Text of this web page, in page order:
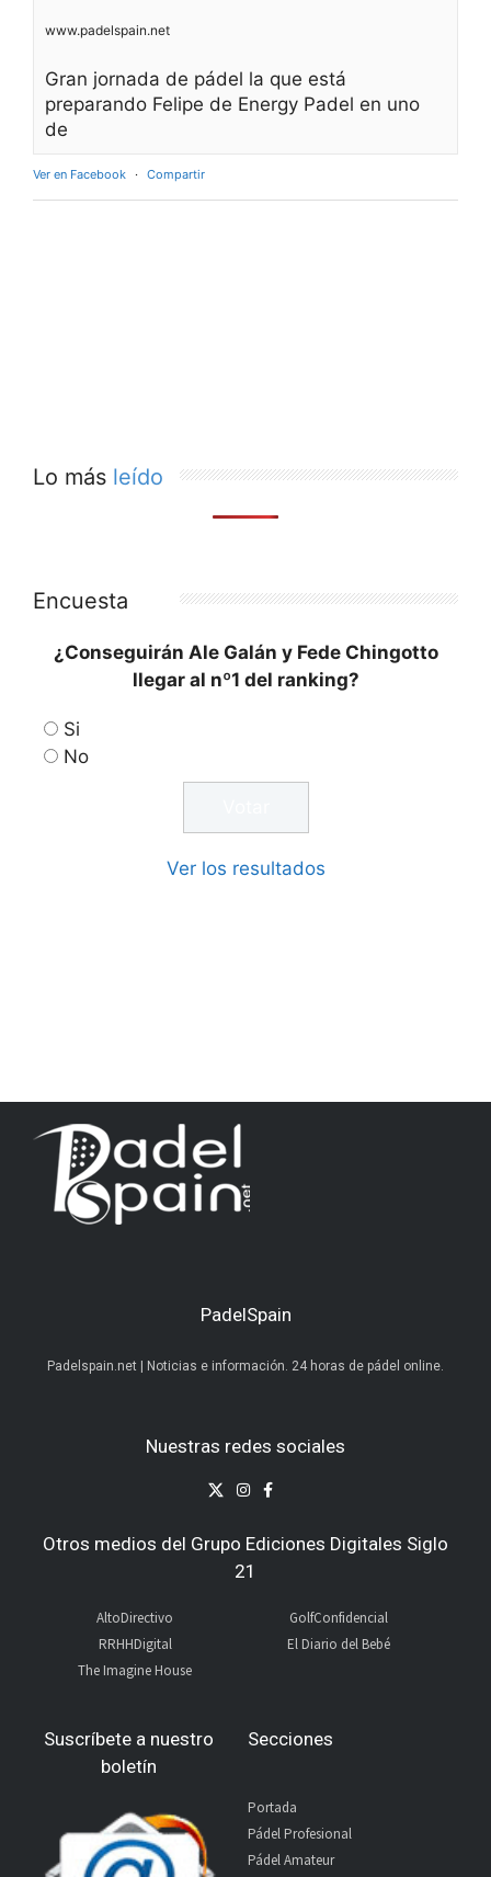
www.padelspain.net
Gran jornada de pádel la que está
preparando Felipe de Energy Padel en uno
de
Ver en Facebook · Compartir
Lo más leído
Encuesta
¿Conseguirán Ale Galán y Fede Chingotto
llegar al nº1 del ranking?
Si
No
Ver los resultados
PadelSpain
Padelspain.net | Noticias e información. 24 horas de pádel online.
Nuestras redes sociales
Otros medios del Grupo Ediciones Digitales Siglo
21
AltoDirectivo
RRHHDigital
The Imagine House
GolfConfidencial
El Diario del Bebé
Suscríbete a nuestro
boletín
Secciones
Portada
Pádel Profesional
Pádel Amateur